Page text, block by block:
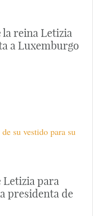
la reina Letizia
a Luxemburgo
su vestido para su
Letizia para
presidenta de